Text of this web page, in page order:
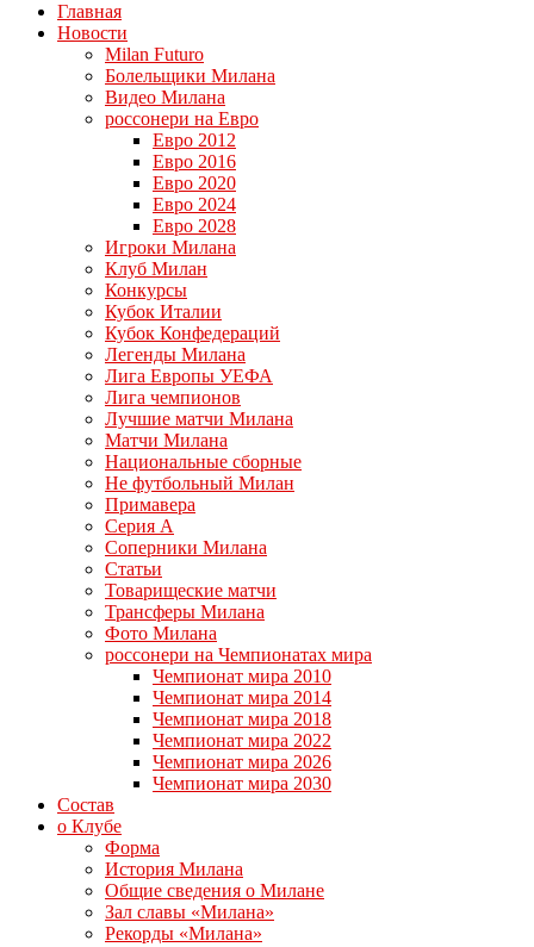
Главная
Новости
Milan Futuro
Болельщики Милана
Видео Милана
россонери на Евро
Евро 2012
Евро 2016
Евро 2020
Евро 2024
Евро 2028
Игроки Милана
Клуб Милан
Конкурсы
Кубок Италии
Кубок Конфедераций
Легенды Милана
Лига Европы УЕФА
Лига чемпионов
Лучшие матчи Милана
Матчи Милана
Национальные сборные
Не футбольный Милан
Примавера
Серия А
Соперники Милана
Статьи
Товарищеские матчи
Трансферы Милана
Фото Милана
россонери на Чемпионатах мира
Чемпионат мира 2010
Чемпионат мира 2014
Чемпионат мира 2018
Чемпионат мира 2022
Чемпионат мира 2026
Чемпионат мира 2030
Состав
о Клубе
Форма
История Милана
Общие сведения о Милане
Зал славы «Милана»
Рекорды «Милана»